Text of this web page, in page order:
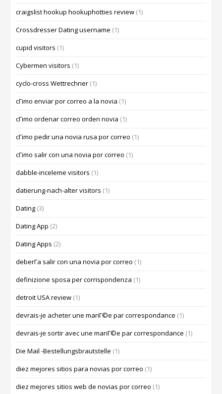
craigslist hookup hookuphotties review (1)
Crossdresser Dating username (1)
cupid visitors (1)
Cybermen visitors (1)
cyclo-cross Wettrechner (1)
cГіmo enviar por correo a la novia (1)
cГіmo ordenar correo orden novia (1)
cГіmo pedir una novia rusa por correo (1)
cГіmo salir con una novia por correo (1)
dabble-inceleme visitors (1)
datierung-nach-alter visitors (1)
Dating (3)
Dating App (2)
Dating Apps (2)
deberГ­a salir con una novia por correo (1)
definizione sposa per corrispondenza (1)
detroit USA review (1)
devrais-je acheter une mariГ©e par correspondance (1)
devrais-je sortir avec une mariГ©e par correspondance (1)
Die Mail -Bestellungsbrautstelle (1)
diez mejores sitios para novias por correo (1)
diez mejores sitios web de novias por correo (1)